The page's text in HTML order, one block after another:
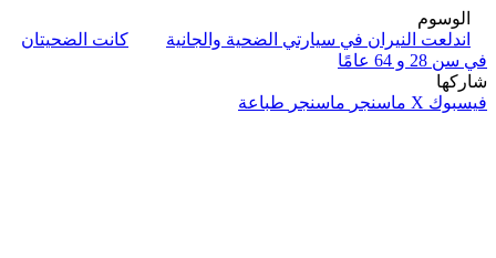
الوسوم
اندلعت النيران في سيارتي الضحية والجانية
كانت الضحيتان
في سن 28 و 64 عامًا
شاركها
فيسبوك ‫X ماسنجر ماسنجر طباعة